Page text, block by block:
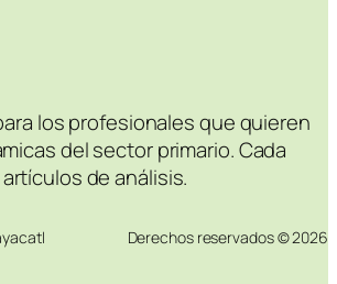
los profesionales que quieren
del sector primario. Cada
de análisis.
Derechos reservados © 2026